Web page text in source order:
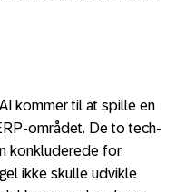
kommer til at spille en
området. De to tech-
konkluderede for
ikke skulle udvikle